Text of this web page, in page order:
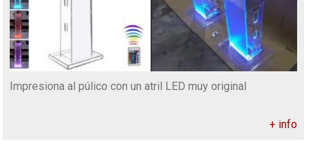
Impresiona al púlico con un atril LED muy original
+ info